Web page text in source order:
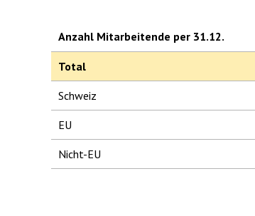
Anzahl Mitarbeitende per 31.12.
Total
Schweiz
EU
Nicht-EU